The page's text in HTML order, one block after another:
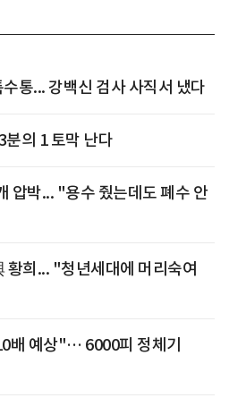
통... 강백신 검사 사직서 냈다
분의 1 토막 난다
압박... "용수 줬는데도 폐수 안
황희... "청년세대에 머리숙여
배 예상"… 6000피 정체기